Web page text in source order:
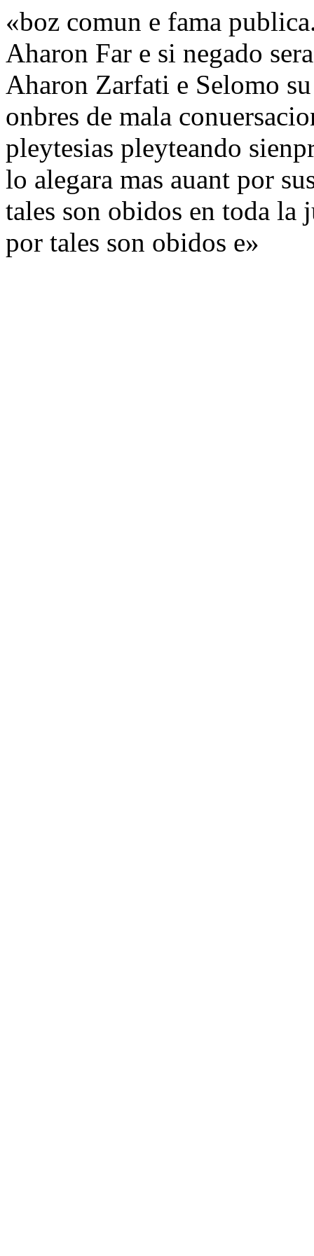
«boz comun e fama
Aharon Far e si negado
Aharon Zarfati e Selomo
onbres de mala
pleytesias pleyteando
lo alegara mas auant por
tales son obidos en toda la
por tales son obidos e»